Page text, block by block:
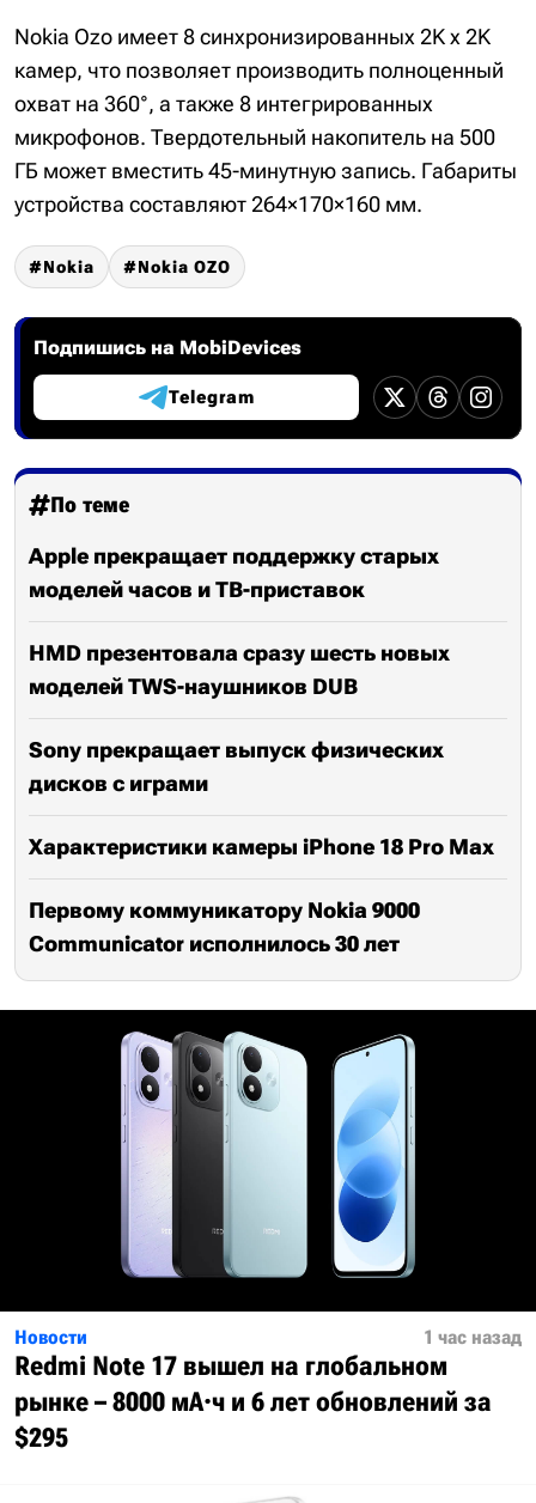
Nokia Ozo имеет 8 синхронизированных 2K x 2K
камер, что позволяет производить полноценный
охват на 360°, а также 8 интегрированных
микрофонов. Твердотельный накопитель на 500
ГБ может вместить 45-минутную запись. Габариты
устройства составляют 264×170×160 мм.
Nokia Nokia OZO
Подпишись на MobiDevices
Telegram
По теме
Apple прекращает поддержку старых
моделей часов и ТВ-приставок
HMD презентовала сразу шесть новых
моделей TWS-наушников DUB
Sony прекращает выпуск физических
дисков с играми
Характеристики камеры iPhone 18 Pro Max
Первому коммуникатору Nokia 9000
Communicator исполнилось 30 лет
Новости 1 час назад
Redmi Note 17 вышел на глобальном
рынке – 8000 мА·ч и 6 лет обновлений за
$295